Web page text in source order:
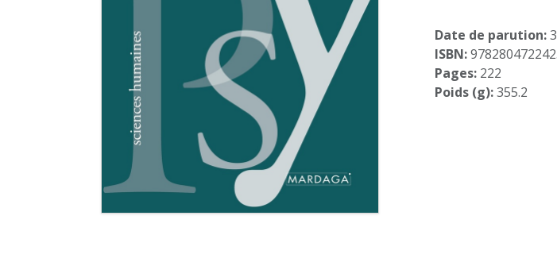
Date de parution:
ISBN:
Pages: 222
Poids (g):355.2